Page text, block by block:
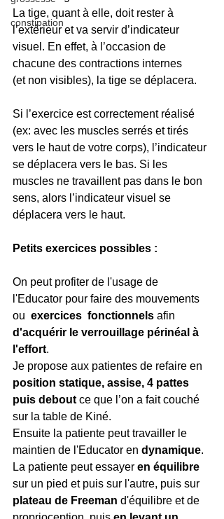
constipation
La tige, quant à elle, doit rester à
l’extérieur et va servir d’indicateur
visuel. En effet, à l’occasion de
chacune des contractions internes
(et non visibles), la tige se déplacera.
Si l’exercice est correctement réalisé
(ex: avec les muscles serrés et tirés
vers le haut de votre corps), l’indicateur
se déplacera vers le bas. Si les
muscles ne travaillent pas dans le bon
sens, alors l’indicateur visuel se
déplacera vers le haut.
Petits exercices possibles :
On peut profiter de l'usage de
l'Educator pour faire des mouvements
ou exercices  fonctionnels afin
d'acquérir le verrouillage périnéal à
l'effort.
Je propose aux patientes de refaire en
position statique, assise, 4 pattes
puis debout ce que l’on a fait couché
sur la table de Kiné.
Ensuite la patiente peut travailler le
maintien de l'Educator en dynamique.
La patiente peut essayer en équilibre
sur un pied et puis sur l'autre, puis sur
plateau de Freeman d'équilibre et de